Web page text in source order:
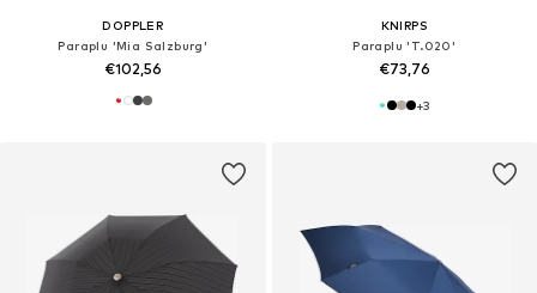
DOPPLER
Paraplu 'Mia Salzburg'
€102,56
KNIRPS
Paraplu 'T.020'
€73,76
+3